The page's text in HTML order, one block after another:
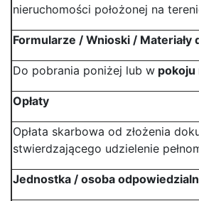
nieruchomości położonej na
Formularze / Wnioski / Materiały
Do pobrania poniżej lub w pokoju
Opłaty
Opłata skarbowa od złożenia
stwierdzającego udzielenie
Jednostka / osoba